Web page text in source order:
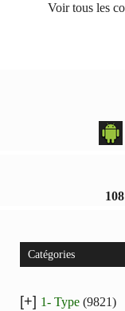
Voir tous les
Catégories
[+] 1- Type (9821)